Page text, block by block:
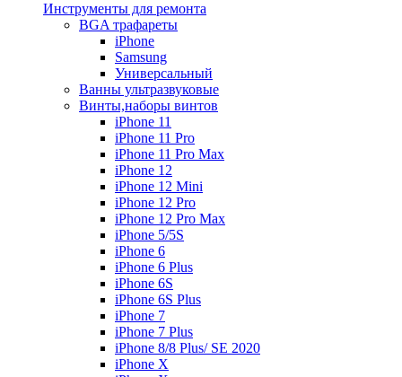
Инструменты для ремонта
BGA трафареты
iPhone
Samsung
Универсальный
Ванны ультразвуковые
Винты,наборы винтов
iPhone 11
iPhone 11 Pro
iPhone 11 Pro Max
iPhone 12
iPhone 12 Mini
iPhone 12 Pro
iPhone 12 Pro Max
iPhone 5/5S
iPhone 6
iPhone 6 Plus
iPhone 6S
iPhone 6S Plus
iPhone 7
iPhone 7 Plus
iPhone 8/8 Plus/ SE 2020
iPhone X